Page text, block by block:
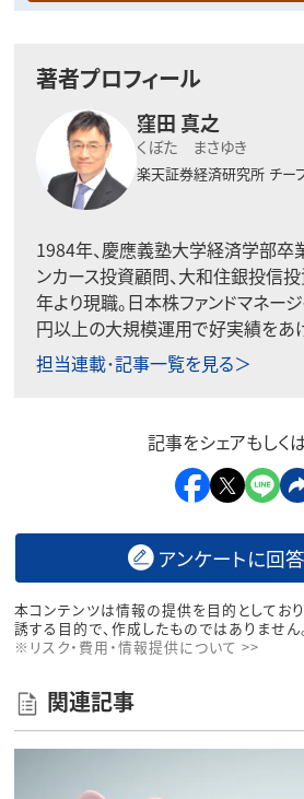
著者プロフィール
窪田 真之
くぼた まさゆき
楽天証券経済研究所 チー
1984年、慶應義塾大学経済学部卒
ンカース投資顧問、大和住銀投信
年より現職。日本株ファンドマネー
円以上の大規模運用で好実績をあげ
担当連載･記事一覧を見る＞
記事をシェアもしく
アンケートに回
本コンテンツは情報の提供を目的としてお
誘する目的で、作成したものではありません
※リスク・費用・情報提供について >>
関連記事